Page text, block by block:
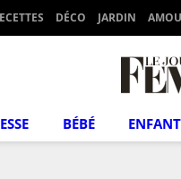
DÉCO JARDIN
BÉBÉ ENFANT